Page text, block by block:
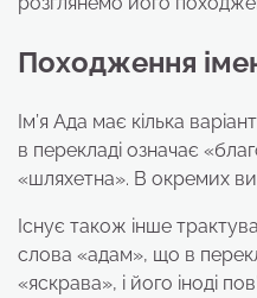
Походження
Ім’я Ада має кілька
в перекладі означає
«шляхетна». В окремих
Існує також інше
слова «адам», що в
«яскрава», і його іноді